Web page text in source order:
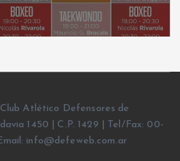
Atlético Defensores de
1450 | C.P. 1429 | Tel/Fax: 00-
info@defeweb.com.ar